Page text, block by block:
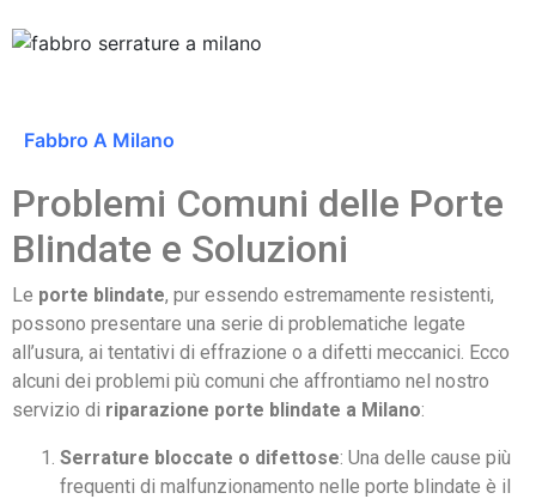
Fabbro A Milano
Problemi Comuni delle Porte
Blindate e Soluzioni
Le porte blindate, pur essendo estremamente resistenti,
possono presentare una serie di problematiche legate
all’usura, ai tentativi di effrazione o a difetti meccanici. Ecco
alcuni dei problemi più comuni che affrontiamo nel nostro
servizio di riparazione porte blindate a Milano:
Serrature bloccate o difettose: Una delle cause più
frequenti di malfunzionamento nelle porte blindate è il